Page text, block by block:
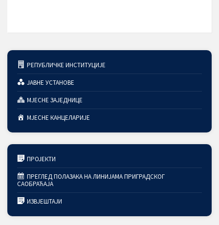
РЕПУБЛИЧКЕ ИНСТИТУЦИЈЕ
ЈАВНЕ УСТАНОВЕ
МЈЕСНЕ ЗАЈЕДНИЦЕ
МЈЕСНЕ КАНЦЕЛАРИЈЕ
ПРОЈЕКТИ
ПРЕГЛЕД ПОЛАЗАКА НА ЛИНИЈАМА ПРИГРАДСКОГ
САОБРАЋАЈА
ИЗВЈЕШТАЈИ